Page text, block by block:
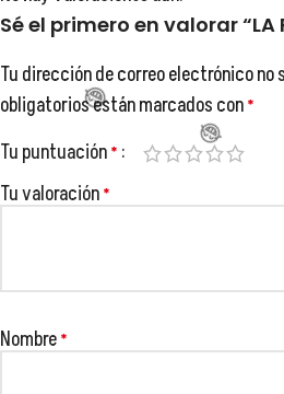
Sé el primero en valorar “LA
Tu dirección de correo electrónico no
obligatorios están marcados con*
Tu puntuación*
Tu valoración*
Nombre*